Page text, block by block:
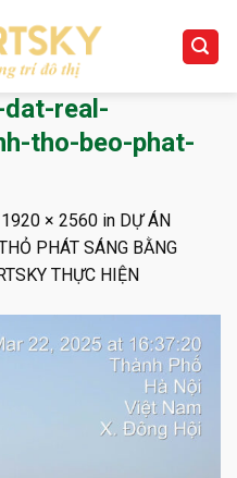
real-
tho-beo-phat-
1920 × 2560 in DỰ ÁN
PHÁT SÁNG BẰNG
THỰC HIỆN